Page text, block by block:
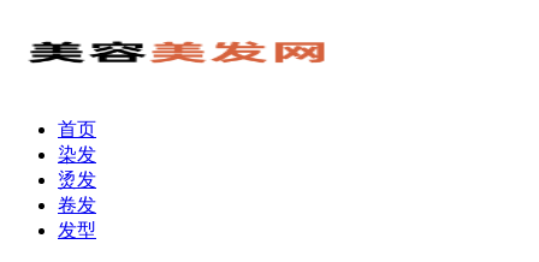
首页
染发
烫发
卷发
发型